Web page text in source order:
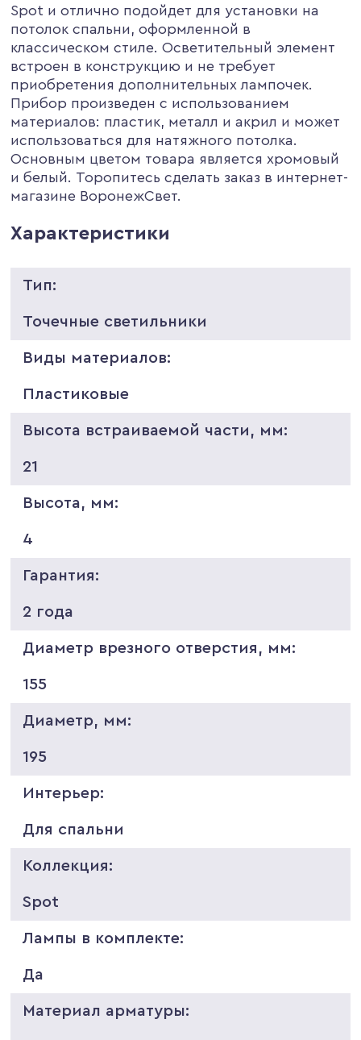
Spot и отлично подойдет для установки на
потолок спальни, оформленной в
классическом стиле. Осветительный элемент
встроен в конструкцию и не требует
приобретения дополнительных лампочек.
Прибор произведен с использованием
материалов: пластик, металл и акрил и может
использоваться для натяжного потолка.
Основным цветом товара является хромовый
и белый. Торопитесь сделать заказ в интернет-
магазине ВоронежСвет.
Характеристики
Тип:
Точечные светильники
Виды материалов:
Пластиковые
Высота встраиваемой части, мм:
21
Высота, мм:
4
Гарантия:
2 года
Диаметр врезного отверстия, мм:
155
Диаметр, мм:
195
Интерьер:
Для спальни
Коллекция:
Spot
Лампы в комплекте:
Да
Материал арматуры: